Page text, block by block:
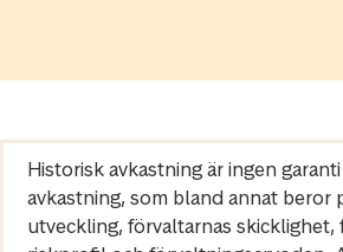
Historisk avkastning är ingen
avkastning, som bland annat beror
utveckling, förvaltarnas skicklighet,